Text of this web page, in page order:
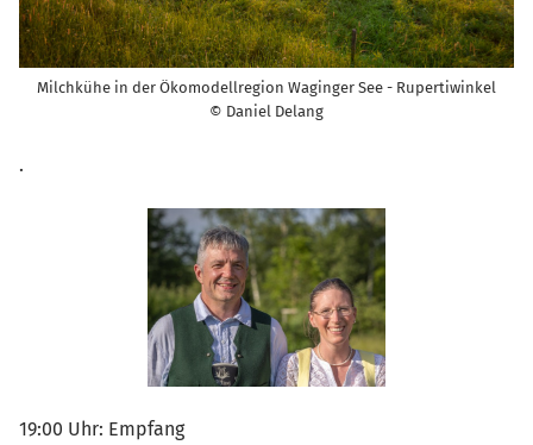
Milchkühe in der Ökomodellregion Waginger See - Rupertiwinkel
© Daniel Delang
.
19:00 Uhr: Empfang